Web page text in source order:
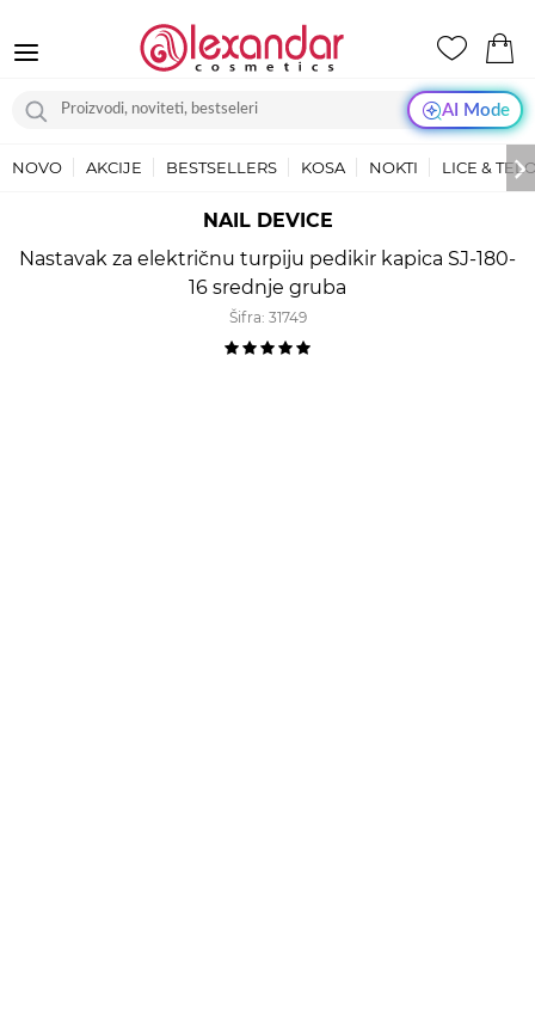
AI Mode
NOVO AKCIJE BESTSELLERS KOSA NOKTI LICE &
NAIL DEVICE
Nastavak za električnu turpiju pedikir kapica SJ-180-
16 srednje gruba
Šifra: 31749